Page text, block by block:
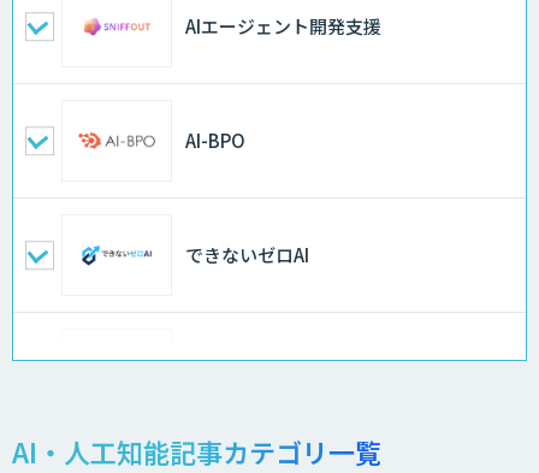
AIエージェント開発支援
AI-BPO
できないゼロAI
Docify（ドシファイ）
AI・人工知能記事カテゴリ一覧